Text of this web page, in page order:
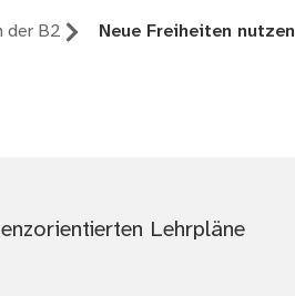
der B2 Neue Freiheiten nutzen
Lehrpläne